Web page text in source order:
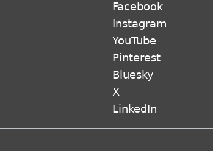
Facebook
Instagram
YouTube
Pinterest
Bluesky
X
LinkedIn